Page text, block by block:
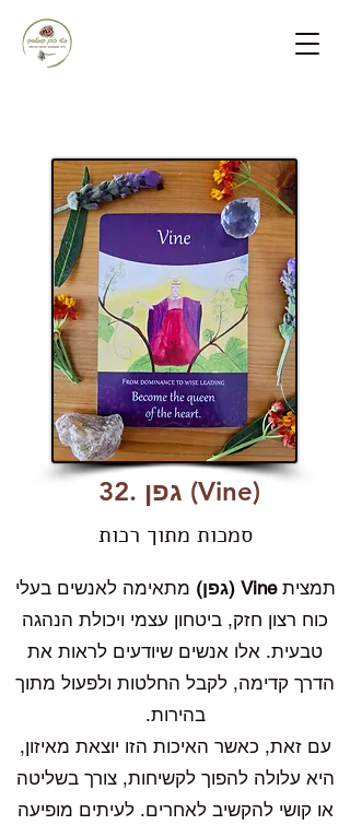
32. גפן (Vine)
סמכות מתוך רכות
תמציתVine (גפן)
מתאימה לאנשים בעלי
כוח רצון חזק, ביטחון עצמי ויכולת הנהגה
טבעית. אלו אנשים שיודעים לראות את
הדרך קדימה, לקבל החלטות ולפעול מתוך
בהירות.
עם זאת, כאשר האיכות הזו יוצאת מאיזון,
היא עלולה להפוך לקשיחות, צורך בשליטה
או קושי להקשיב לאחרים. לעיתים מופיעה